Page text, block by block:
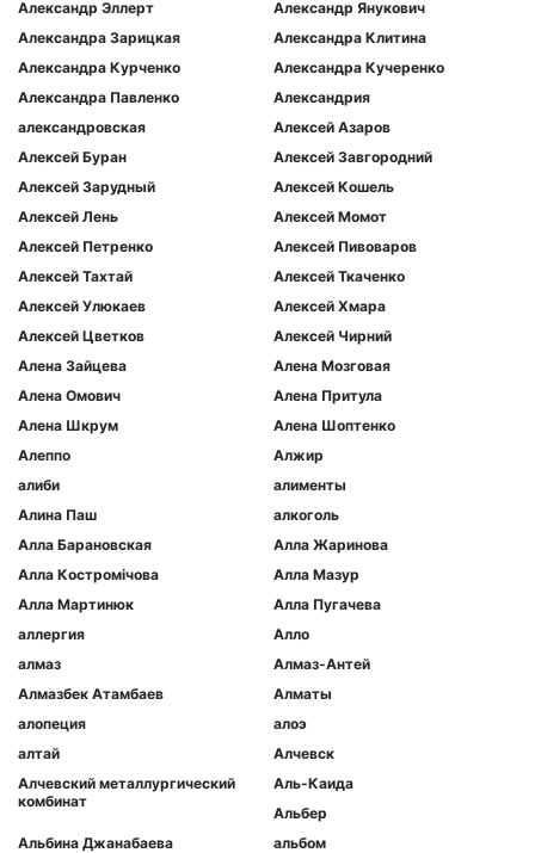
Александр Эллерт
Александр Янукович
Александра Зарицкая
Александра Клитина
Александра Курченко
Александра Кучеренко
Александра Павленко
Александрия
александровская
Алексей Азаров
Алексей Буран
Алексей Завгородний
Алексей Зарудный
Алексей Кошель
Алексей Лень
Алексей Момот
Алексей Петренко
Алексей Пивоваров
Алексей Тахтай
Алексей Ткаченко
Алексей Улюкаев
Алексей Хмара
Алексей Цветков
Алексей Чирний
Алена Зайцева
Алена Мозговая
Алена Омович
Алена Притула
Алена Шкрум
Алена Шоптенко
Алеппо
Алжир
алиби
алименты
Алина Паш
алкоголь
Алла Барановская
Алла Жаринова
Алла Костромічова
Алла Мазур
Алла Мартинюк
Алла Пугачева
аллергия
Алло
алмаз
Алмаз-Антей
Алмазбек Атамбаев
Алматы
алопеция
алоэ
алтай
Алчевск
Алчевский металлургический
комбинат
Аль-Каида
Альбер
Альбина Джанабаева
альбом